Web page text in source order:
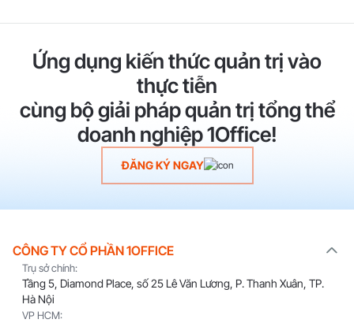
Ứng dụng kiến thức quản trị vào
thực tiễn
cùng bộ giải pháp quản trị tổng thể
doanh nghiệp 1Office!
ĐĂNG KÝ NGAY
CÔNG TY CỔ PHẦN 1OFFICE
Trụ sở chính:
Tầng 5, Diamond Place, số 25 Lê Văn Lương, P. Thanh Xuân, TP.
Hà Nội
VP HCM: